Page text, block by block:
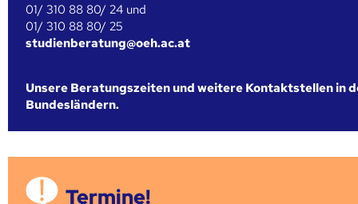
01/ 310 88 80/ 24 und
01/ 310 88 80/ 25
studienberatung@oeh.ac.at
Unsere Beratungszeiten und weitere Kontaktstellen in
Bundesländern.
Termine!